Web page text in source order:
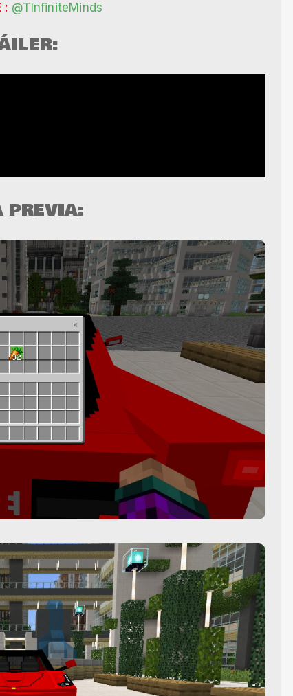
: @TInfiniteMinds
PREVIA: